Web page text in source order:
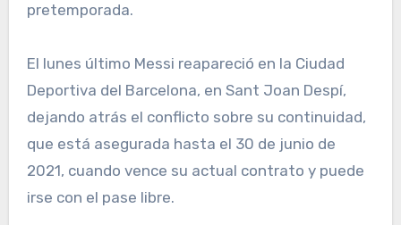
pretemporada.
El lunes último Messi reapareció en la Ciudad
Deportiva del Barcelona, en Sant Joan Despí,
dejando atrás el conflicto sobre su continuidad,
que está asegurada hasta el 30 de junio de
2021, cuando vence su actual contrato y puede
irse con el pase libre.